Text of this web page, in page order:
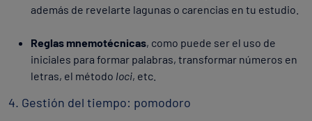
además de revelarte lagunas o carencias en tu estudio.
Reglas mnemotécnicas, como puede ser el uso de
iniciales para formar palabras, transformar números en
letras, el método loci, etc.
4. Gestión del tiempo: pomodoro